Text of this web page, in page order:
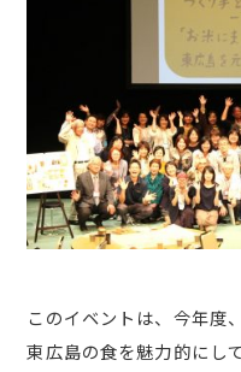
このイベントは、今年度
東広島の食を魅力的にし